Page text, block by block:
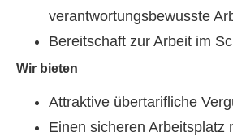
verantwortungsbewusste
Bereitschaft zur Arbeit im
Wir bieten
Attraktive übertarifliche
Einen sicheren Arbeitsplatz